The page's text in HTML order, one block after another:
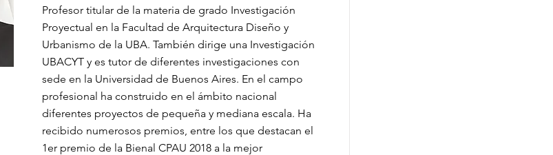
Profesor titular de la materia de grado Investigación
Proyectual en la Facultad de Arquitectura Diseño y
Urbanismo de la UBA. También dirige una Investigación
UBACYT y es tutor de diferentes investigaciones con
sede en la Universidad de Buenos Aires. En el campo
profesional ha construido en el ámbito nacional
diferentes proyectos de pequeña y mediana escala. Ha
recibido numerosos premios, entre los que destacan el
1er premio de la Bienal CPAU 2018 a la mejor